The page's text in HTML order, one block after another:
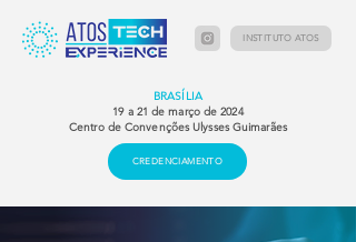
INSTITUTO ATOS
BRASÍLIA
19 a 21 de março de 2024
Centro de Convenções Ulysses Guimarães
CREDENCIAMENTO